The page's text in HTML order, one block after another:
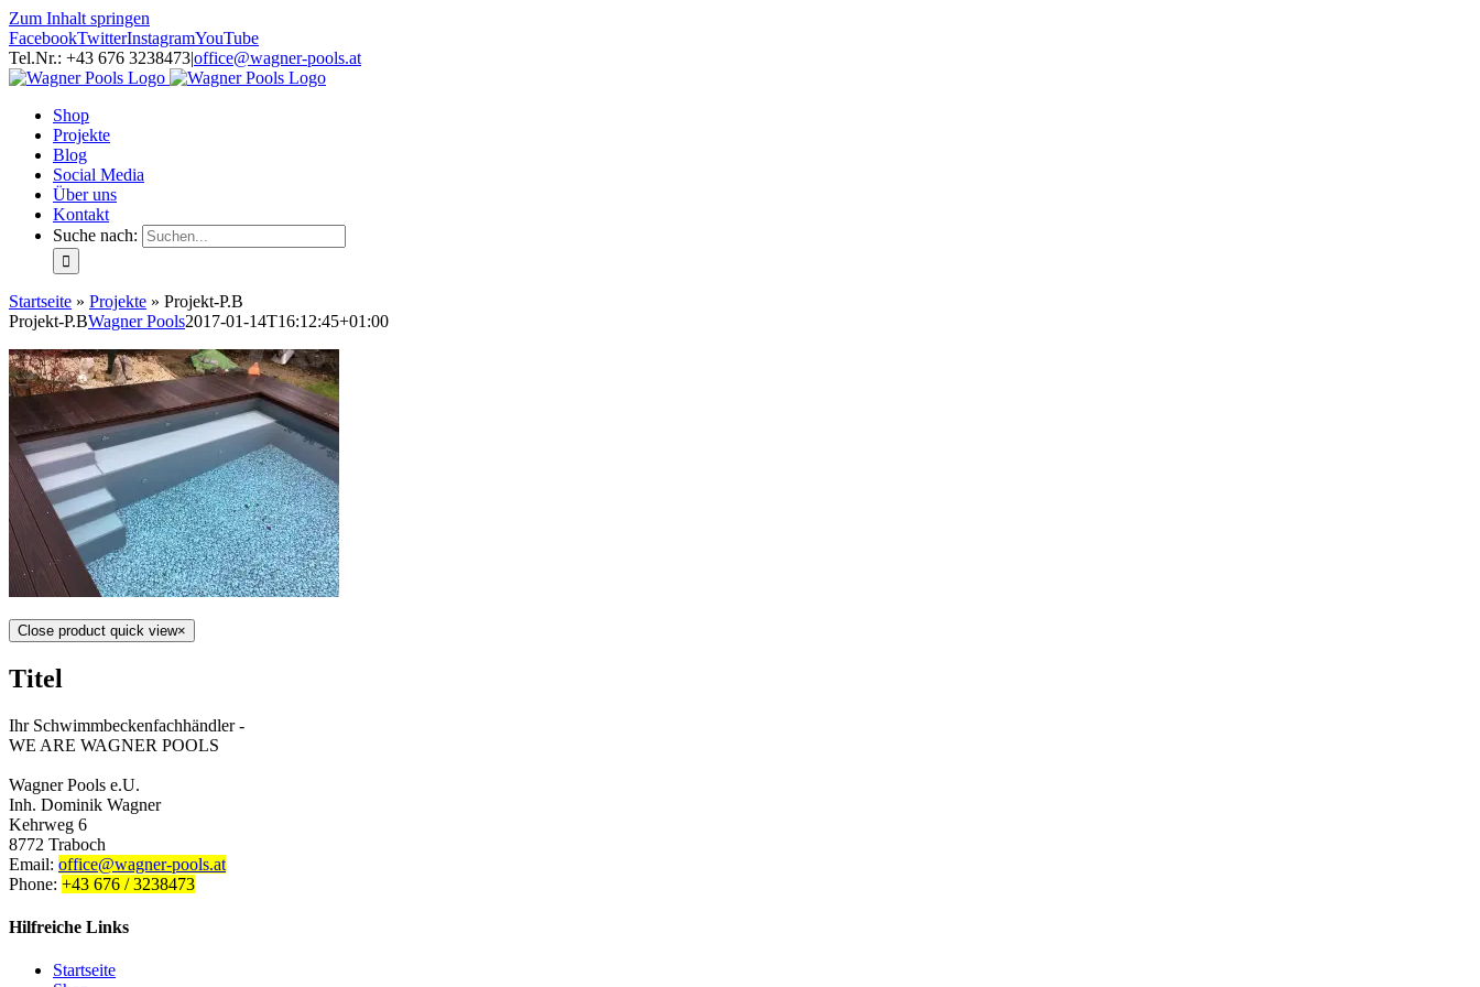
Zum Inhalt springen
FacebookTwitterInstagramYouTube
Tel.Nr.: +43 676 3238473|office@wagner-pools.at
Shop
Projekte
Blog
Social Media
Über uns
Kontakt
Suche nach:
Startseite » Projekte » Projekt-P.B
Projekt-P.BWagner Pools2017-01-14T16:12:45+01:00
Close product quick view×
Titel
Ihr Schwimmbeckenfachhändler -
WE ARE WAGNER POOLS
Wagner Pools e.U.
Inh. Dominik Wagner
Kehrweg 6
8772 Traboch
Email: office@wagner-pools.at
Phone: +43 676 / 3238473
Hilfreiche Links
Startseite